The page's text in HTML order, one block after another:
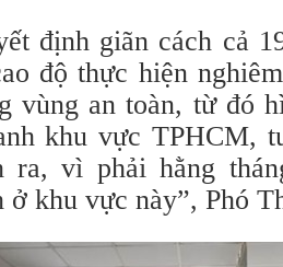
định giãn cách cả
độ thực hiện
vùng an toàn, từ đó
khu vực TPHCM,
ra, vì phải hằng
ở khu vực này”, Phó